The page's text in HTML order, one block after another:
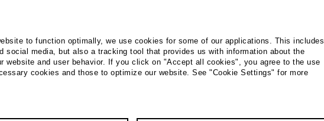
Jakubiak
to function optimally, we use cookies for some of our applications. This includes
social media, but also a tracking tool that provides us with information about the
website and user behavior. If you click on "Accept all cookies", you agree to the use
cookies and those to optimize our website. See "Cookie Settings" for more